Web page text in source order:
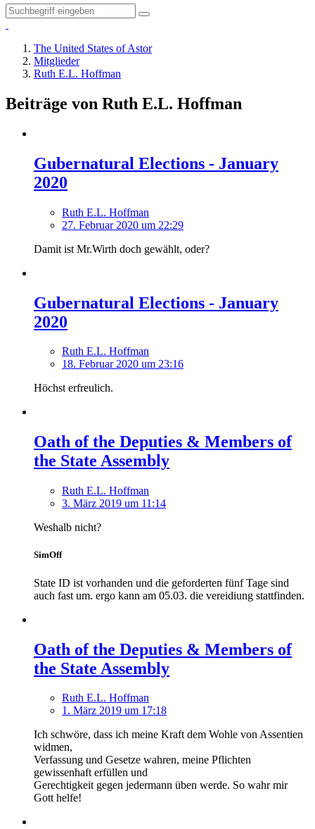
The United States of Astor
Mitglieder
Ruth E.L. Hoffman
Beiträge von Ruth E.L. Hoffman
Gubernatural Elections - January
2020
Ruth E.L. Hoffman
27. Februar 2020 um 22:29
Damit ist Mr.Wirth doch gewählt, oder?
Gubernatural Elections - January
2020
Ruth E.L. Hoffman
18. Februar 2020 um 23:16
Höchst erfreulich.
Oath of the Deputies & Members of
the State Assembly
Ruth E.L. Hoffman
3. März 2019 um 11:14
Weshalb nicht?
SimOff
State ID ist vorhanden und die geforderten fünf Tage sind
auch fast um. ergo kann am 05.03. die vereidiung stattfinden.
Oath of the Deputies & Members of
the State Assembly
Ruth E.L. Hoffman
1. März 2019 um 17:18
Ich schwöre, dass ich meine Kraft dem Wohle von Assentien
widmen,
Verfassung und Gesetze wahren, meine Pflichten
gewissenhaft erfüllen und
Gerechtigkeit gegen jedermann üben werde. So wahr mir
Gott helfe!